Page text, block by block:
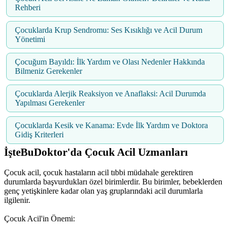
Rehberi
Çocuklarda Krup Sendromu: Ses Kısıklığı ve Acil Durum
Yönetimi
Çocuğum Bayıldı: İlk Yardım ve Olası Nedenler Hakkında
Bilmeniz Gerekenler
Çocuklarda Alerjik Reaksiyon ve Anaflaksi: Acil Durumda
Yapılması Gerekenler
Çocuklarda Kesik ve Kanama: Evde İlk Yardım ve Doktora
Gidiş Kriterleri
İşteBuDoktor'da Çocuk Acil Uzmanları
Çocuk acil, çocuk hastaların acil tıbbi müdahale gerektiren
durumlarda başvurdukları özel birimlerdir. Bu birimler, bebeklerden
genç yetişkinlere kadar olan yaş gruplarındaki acil durumlarla
ilgilenir.
Çocuk Acil'in Önemi: